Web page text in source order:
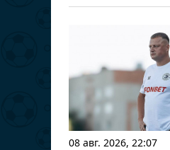
08 авг. 2026, 22:07